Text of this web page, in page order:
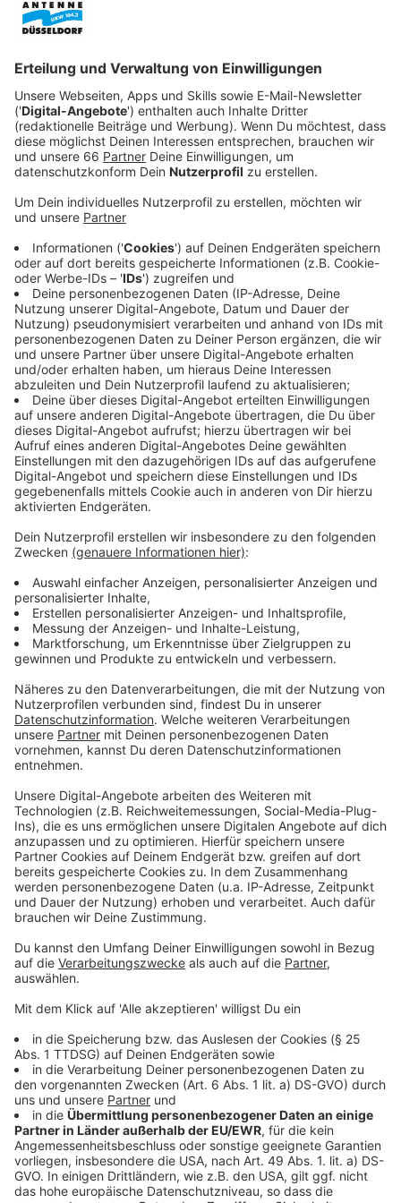
Veröffentlicht:
Jeder Kilometer zählt
In diesem Jahr nimmt Düsseldorf bereits zum 13.
Mal an der Aktion teil. Ob auf dem Weg zur Arbeit oder
bei einer Fahrradtour durch die Stadt: Jeder Kilometer
zählt. Das Stadtradeln soll möglichst viele Menschen
motivieren, im Alltag häufiger aufs Fahrrad zu steigen.
Anzeige
Schon rund 1.800 Menschen angemeldet
Anzeige
Radlerregistriert. Im vergangenen Jahr waren
fast 7.000 Düsseldorferinnen und Düsseldorfer dabei.
Gemeinsam legten sie knapp 1,4 Millionen
Kilometer mit dem Fahrrad zurück. Auch in diesem Jahr
hofft die Stadt wieder auf viele Teilnehmende.
Anzeige
Mehr Infos und Links zum Thema
Anzeige
So viele Kilometer haben wir letztes Jahr gesammelt
Schöne Radrouten durch Düsseldorf
Mit uns zusammen anmelden
Anzeige
Folge uns für mehr News & Updates:
Anzeige
Instagram|Facebook| WhatsApp-Kanal
Anzeige